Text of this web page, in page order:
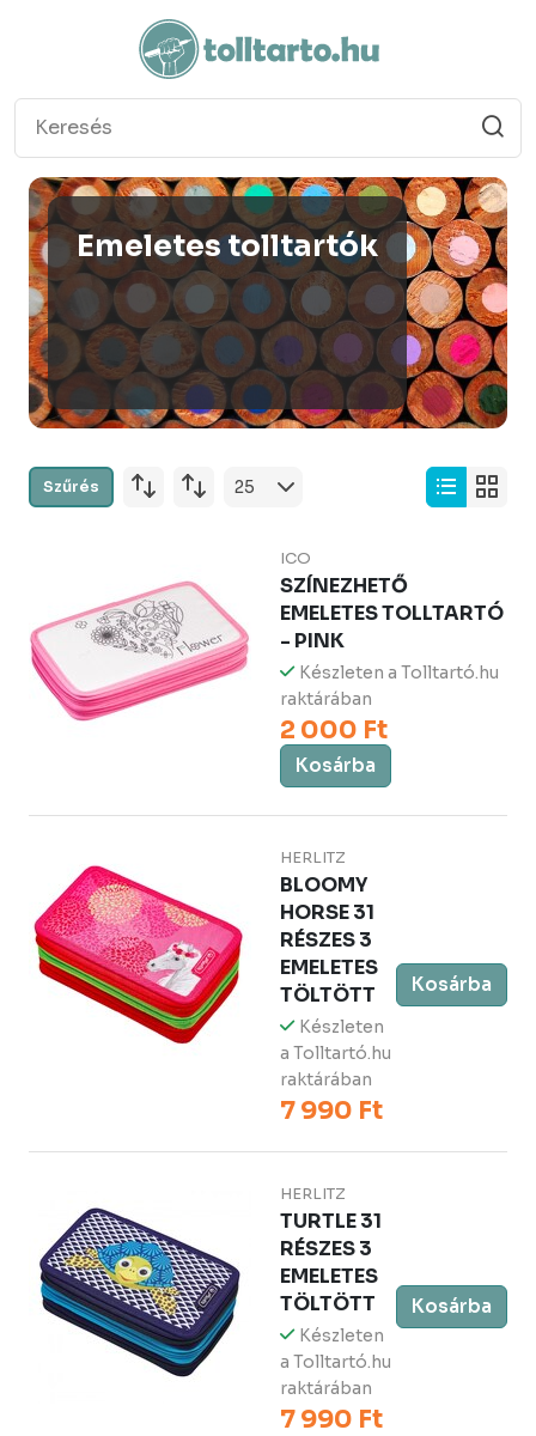
Emeletes tolltartók
Szűrés
ICO
SZÍNEZHETŐ
EMELETES TOLLTARTÓ
- PINK
Készleten a Tolltartó.hu
raktárában
2 000 Ft
Kosárba
HERLITZ
BLOOMY
HORSE 31
RÉSZES 3
EMELETES
TÖLTÖTT
Készleten
a Tolltartó.hu
raktárában
7 990 Ft
Kosárba
HERLITZ
TURTLE 31
RÉSZES 3
EMELETES
TÖLTÖTT
Készleten
a Tolltartó.hu
raktárában
7 990 Ft
Kosárba